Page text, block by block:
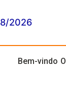
2026
Bem-vindo